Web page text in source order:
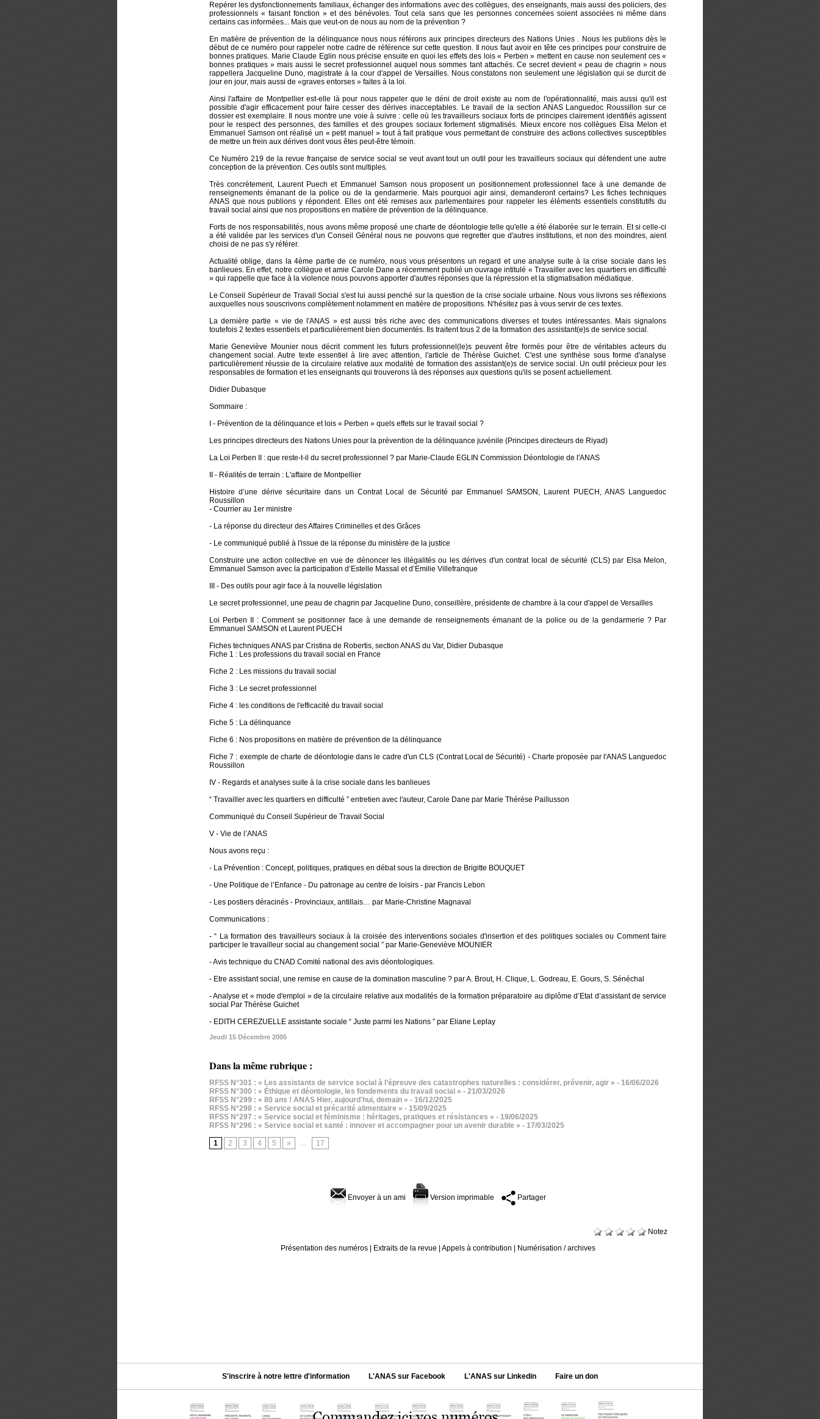
Repérer les dysfonctionnements familiaux, échanger des informations avec des collègues, des enseignants, mais aussi des policiers, des
professionnels « faisant fonction » et des bénévoles. Tout cela sans que les personnes concernées soient associées ni même dans
certains cas informées... Mais que veut-on de nous au nom de la prévention ?
En matière de prévention de la délinquance nous nous référons aux principes directeurs des Nations Unies . Nous les publions dès le
début de ce numéro pour rappeler notre cadre de référence sur cette question. Il nous faut avoir en tête ces principes pour construire de
bonnes pratiques. Marie Claude Eglin nous précise ensuite en quoi les effets des lois « Perben » mettent en cause non seulement ces «
bonnes pratiques » mais aussi le secret professionnel auquel nous sommes tant attachés. Ce secret devient « peau de chagrin » nous
rappellera Jacqueline Duno, magistrate à la cour d'appel de Versailles. Nous constatons non seulement une législation qui se durcit de
jour en jour, mais aussi de «graves entorses » faites à la loi.
Ainsi l'affaire de Montpellier est-elle là pour nous rappeler que le déni de droit existe au nom de l'opérationnalité, mais aussi qu'il est
possible d'agir efficacement pour faire cesser des dérives inacceptables. Le travail de la section ANAS Languedoc Roussillon sur ce
dossier est exemplaire. Il nous montre une voie à suivre : celle où les travailleurs sociaux forts de principes clairement identifiés agissent
pour le respect des personnes, des familles et des groupes sociaux fortement stigmatisés. Mieux encore nos collègues Elsa Melon et
Emmanuel Samson ont réalisé un « petit manuel » tout à fait pratique vous permettant de construire des actions collectives susceptibles
de mettre un frein aux dérives dont vous êtes peut-être témoin.
Ce Numéro 219 de la revue française de service social se veut avant tout un outil pour les travailleurs sociaux qui défendent une autre
conception de la prévention. Ces outils sont multiples.
Très concrètement, Laurent Puech et Emmanuel Samson nous proposent un positionnement professionnel face à une demande de
renseignements émanant de la police ou de la gendarmerie. Mais pourquoi agir ainsi, demanderont certains? Les fiches techniques
ANAS que nous publions y répondent. Elles ont été remises aux parlementaires pour rappeler les éléments essentiels constitutifs du
travail social ainsi que nos propositions en matière de prévention de la délinquance.
Forts de nos responsabilités, nous avons même proposé une charte de déontologie telle qu'elle a été élaborée sur le terrain. Et si celle-ci
a été validée par les services d'un Conseil Général nous ne pouvons que regretter que d'autres institutions, et non des moindres, aient
choisi de ne pas s'y référer.
Actualité oblige, dans la 4ème partie de ce numéro, nous vous présentons un regard et une analyse suite à la crise sociale dans les
banlieues. En effet, notre collègue et amie Carole Dane a récemment publié un ouvrage intitulé « Travailler avec les quartiers en difficulté
» qui rappelle que face à la violence nous pouvons apporter d'autres réponses que la répression et la stigmatisation médiatique.
Le Conseil Supérieur de Travail Social s'est lui aussi penché sur la question de la crise sociale urbaine. Nous vous livrons ses réflexions
auxquelles nous souscrivons complètement notamment en matière de propositions. N'hésitez pas à vous servir de ces textes.
La dernière partie « vie de l'ANAS » est aussi très riche avec des communications diverses et toutes intéressantes. Mais signalons
toutefois 2 textes essentiels et particulièrement bien documentés. Ils traitent tous 2 de la formation des assistant(e)s de service social.
Marie Geneviève Mounier nous décrit comment les futurs professionnel(le)s peuvent être formés pour être de véritables acteurs du
changement social. Autre texte essentiel à lire avec attention, l'article de Thérèse Guichet. C'est une synthèse sous forme d'analyse
particulièrement réussie de la circulaire relative aux modalité de formation des assistant(e)s de service social. Un outil précieux pour les
responsables de formation et les enseignants qui trouverons là des réponses aux questions qu'ils se posent actuellement.
Didier Dubasque
Sommaire :
I - Prévention de la délinquance et lois « Perben » quels effets sur le travail social ?
Les principes directeurs des Nations Unies pour la prévention de la délinquance juvénile (Principes directeurs de Riyad)
La Loi Perben II : que reste-t-il du secret professionnel ? par Marie-Claude EGLIN Commission Déontologie de l'ANAS
II - Réalités de terrain : L'affaire de Montpellier
Histoire d’une dérive sécuritaire dans un Contrat Local de Sécurité par Emmanuel SAMSON, Laurent PUECH, ANAS Languedoc
Roussillon
- Courrier au 1er ministre
- La réponse du directeur des Affaires Criminelles et des Grâces
- Le communiqué publié à l'issue de la réponse du ministère de la justice
Construire une action collective en vue de dénoncer les illégalités ou les dérives d'un contrat local de sécurité (CLS) par Elsa Melon,
Emmanuel Samson avec la participation d’Estelle Massal et d’Emilie Villefranque
III - Des outils pour agir face à la nouvelle législation
Le secret professionnel, une peau de chagrin par Jacqueline Duno, conseillère, présidente de chambre à la cour d'appel de Versailles
Loi Perben II : Comment se positionner face à une demande de renseignements émanant de la police ou de la gendarmerie ? Par
Emmanuel SAMSON et Laurent PUECH
Fiches techniques ANAS par Cristina de Robertis, section ANAS du Var, Didier Dubasque
Fiche 1 : Les professions du travail social en France
Fiche 2 : Les missions du travail social
Fiche 3 : Le secret professionnel
Fiche 4 : les conditions de l'efficacité du travail social
Fiche 5 : La délinquance
Fiche 6 : Nos propositions en matière de prévention de la délinquance
Fiche 7 : exemple de charte de déontologie dans le cadre d'un CLS (Contrat Local de Sécurité) - Charte proposée par l'ANAS Languedoc
Roussillon
IV - Regards et analyses suite à la crise sociale dans les banlieues
“ Travailler avec les quartiers en difficulté ” entretien avec l'auteur, Carole Dane par Marie Thérèse Paillusson
Communiqué du Conseil Supérieur de Travail Social
V - Vie de l’ANAS
Nous avons reçu :
- La Prévention : Concept, politiques, pratiques en débat sous la direction de Brigitte BOUQUET
- Une Politique de l’Enfance - Du patronage au centre de loisirs - par Francis Lebon
- Les postiers déracinés - Provinciaux, antillais… par Marie-Christine Magnaval
Communications :
- “ La formation des travailleurs sociaux à la croisée des interventions sociales d'insertion et des politiques sociales ou Comment faire
participer le travailleur social au changement social ” par Marie-Geneviève MOUNIER
- Avis technique du CNAD Comité national des avis déontologiques.
- Etre assistant social, une remise en cause de la domination masculine ? par A. Brout, H. Clique, L. Godreau, E. Gours, S. Sénéchal
- Analyse et « mode d'emploi » de la circulaire relative aux modalités de la formation préparatoire au diplôme d’Etat d’assistant de service
social Par Thérèse Guichet
- EDITH CEREZUELLE assistante sociale “ Juste parmi les Nations ” par Eliane Leplay
Jeudi 15 Décembre 2005
Dans la même rubrique :
RFSS N°301 : « Les assistants de service social à l’épreuve des catastrophes naturelles : considérer, prévenir, agir » - 16/06/2026
RFSS N°300 : « Éthique et déontologie, les fondements du travail social » - 21/03/2026
RFSS N°299 : « 80 ans ! ANAS Hier, aujourd'hui, demain » - 16/12/2025
RFSS N°298 : « Service social et précarité alimentaire » - 15/09/2025
RFSS N°297 : « Service social et féminisme : héritages, pratiques et résistances » - 19/06/2025
RFSS N°296 : « Service social et santé : innover et accompagner pour un avenir durable » - 17/03/2025
1 2 3 4 5 » ... 17
Envoyer à un ami Version imprimable Partager
Notez
Présentation des numéros
Extraits de la revue |Appels à contribution Numérisation / archives
S'inscrire à notre lettre d'information L'ANAS sur Facebook L'ANAS sur Linkedin Faire un don